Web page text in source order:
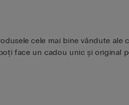
cele mai bine vândute ale
face un cadou unic și original